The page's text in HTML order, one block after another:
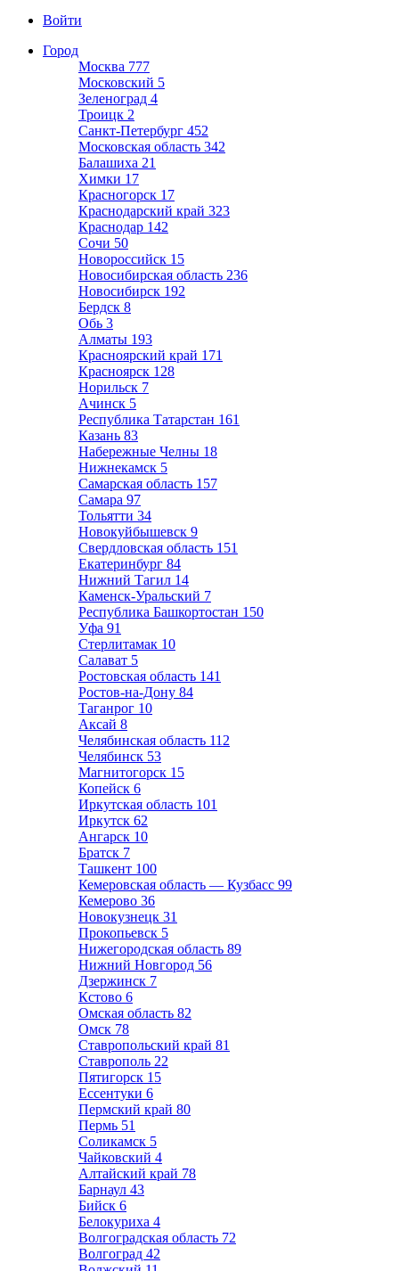
Войти
Город
Москва 777
Московский 5
Зеленоград 4
Троицк 2
Санкт-Петербург 452
Московская область 342
Балашиха 21
Химки 17
Красногорск 17
Краснодарский край 323
Краснодар 142
Сочи 50
Новороссийск 15
Новосибирская область 236
Новосибирск 192
Бердск 8
Обь 3
Алматы 193
Красноярский край 171
Красноярск 128
Норильск 7
Ачинск 5
Республика Татарстан 161
Казань 83
Набережные Челны 18
Нижнекамск 5
Самарская область 157
Самара 97
Тольятти 34
Новокуйбышевск 9
Свердловская область 151
Екатеринбург 84
Нижний Тагил 14
Каменск-Уральский 7
Республика Башкортостан 150
Уфа 91
Стерлитамак 10
Салават 5
Ростовская область 141
Ростов-на-Дону 84
Таганрог 10
Аксай 8
Челябинская область 112
Челябинск 53
Магнитогорск 15
Копейск 6
Иркутская область 101
Иркутск 62
Ангарск 10
Братск 7
Ташкент 100
Кемеровская область — Кузбасс 99
Кемерово 36
Новокузнецк 31
Прокопьевск 5
Нижегородская область 89
Нижний Новгород 56
Дзержинск 7
Кстово 6
Омская область 82
Омск 78
Ставропольский край 81
Ставрополь 22
Пятигорск 15
Ессентуки 6
Пермский край 80
Пермь 51
Соликамск 5
Чайковский 4
Алтайский край 78
Барнаул 43
Бийск 6
Белокуриха 4
Волгоградская область 72
Волгоград 42